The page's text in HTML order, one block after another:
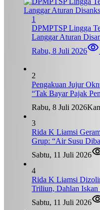
1
DPMPTSP Lingga
Langgar Aturan
Rabu, 8 Juli 2026
2
Pengakuan Jujur
“Tak Bayar Pajak
Rabu, 8 Juli 2026
3
Rida K Liamsi
Grup: “Air Susu
Sabtu, 11 Juli 2026
4
Rida K Liamsi
Triliun, Dahlan Iskan
Sabtu, 11 Juli 2026